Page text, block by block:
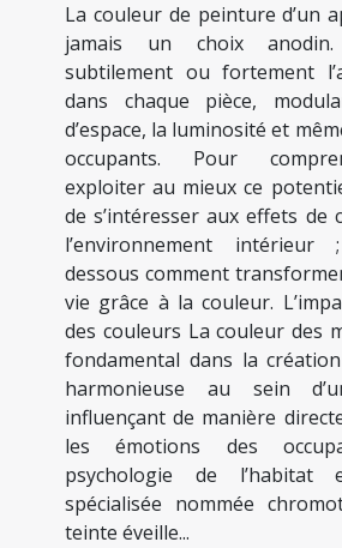
La couleur de peinture d’un
jamais un choix
subtilement ou fortement
dans chaque pièce,
d’espace, la luminosité et
occupants. Pour
exploiter au mieux ce
de s’intéresser aux effets de
l’environnement
dessous comment
vie grâce à la couleur.
des couleurs La couleur des
fondamental dans la
harmonieuse au sein
influençant de manière
les émotions des
psychologie de l’habitat
spécialisée nommée
teinte éveille...